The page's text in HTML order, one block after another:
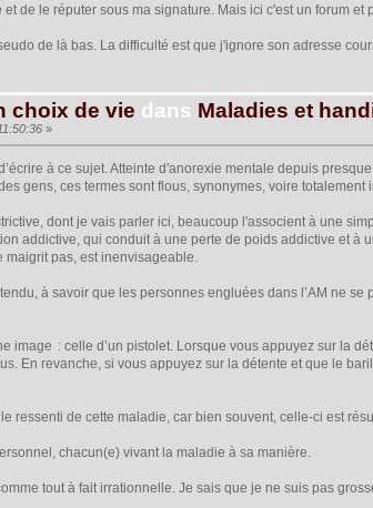
et de le réputer sous ma signature. Mais ici c'est un forum
de là bas. La difficulté est que j'ignore son adresse
choix de vie dans Maladies et
»
à ce sujet. Atteinte d'anorexie mentale depuis
gens, ces termes sont flous, synonymes, voire totalement
dont je vais parler ici, beaucoup l'associent à une
addictive, qui conduit à une perte de poids addictive et
maigrit pas, est inenvisageable.
à savoir que les personnes engluées dans l’AM ne
image : celle d’un pistolet. Lorsque vous appuyez sur la
En revanche, si vous appuyez sur la détente et que le
le ressenti de cette maladie, car bien souvent, celle-ci est
chacun(e) vivant la maladie à sa manière.
tout à fait irrationnelle. Je sais que je ne suis pas